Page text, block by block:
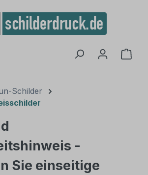
Schilder
-
Sie einseitige